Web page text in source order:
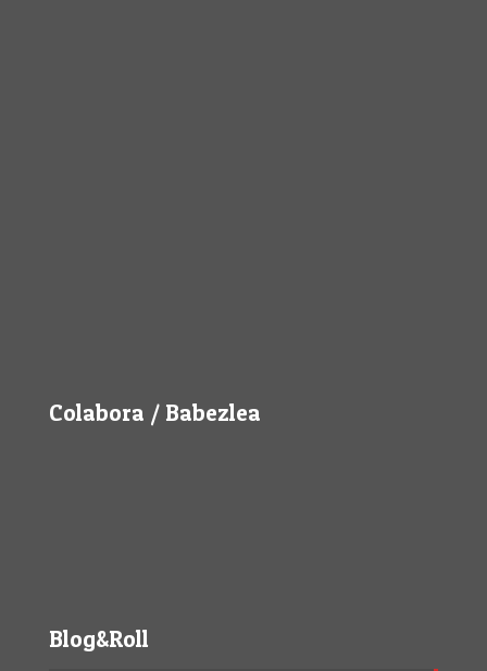
Colabora / Babezlea
Blog&Roll